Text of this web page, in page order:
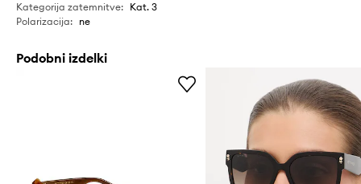
Kategorija zatemnitve: Kat. 3
Polarizacija: ne
Podobni izdelki